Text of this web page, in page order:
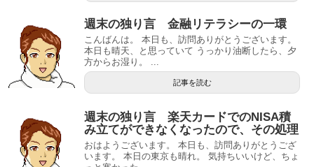
週末の独り言 金融リテラシーの一環
こんばんは。 本日も、訪問ありがとうございます。
本日も晴天、と思っていて うっかり油断したら、夕
方からお湿り。 ...
記事を読む
週末の独り言 楽天カードでのNISA積
み立てができなくなったので、その処理
おはようございます。 本日も、訪問ありがとうござ
います。 本日の東京も晴れ。 気持ちいいけど、ちょ